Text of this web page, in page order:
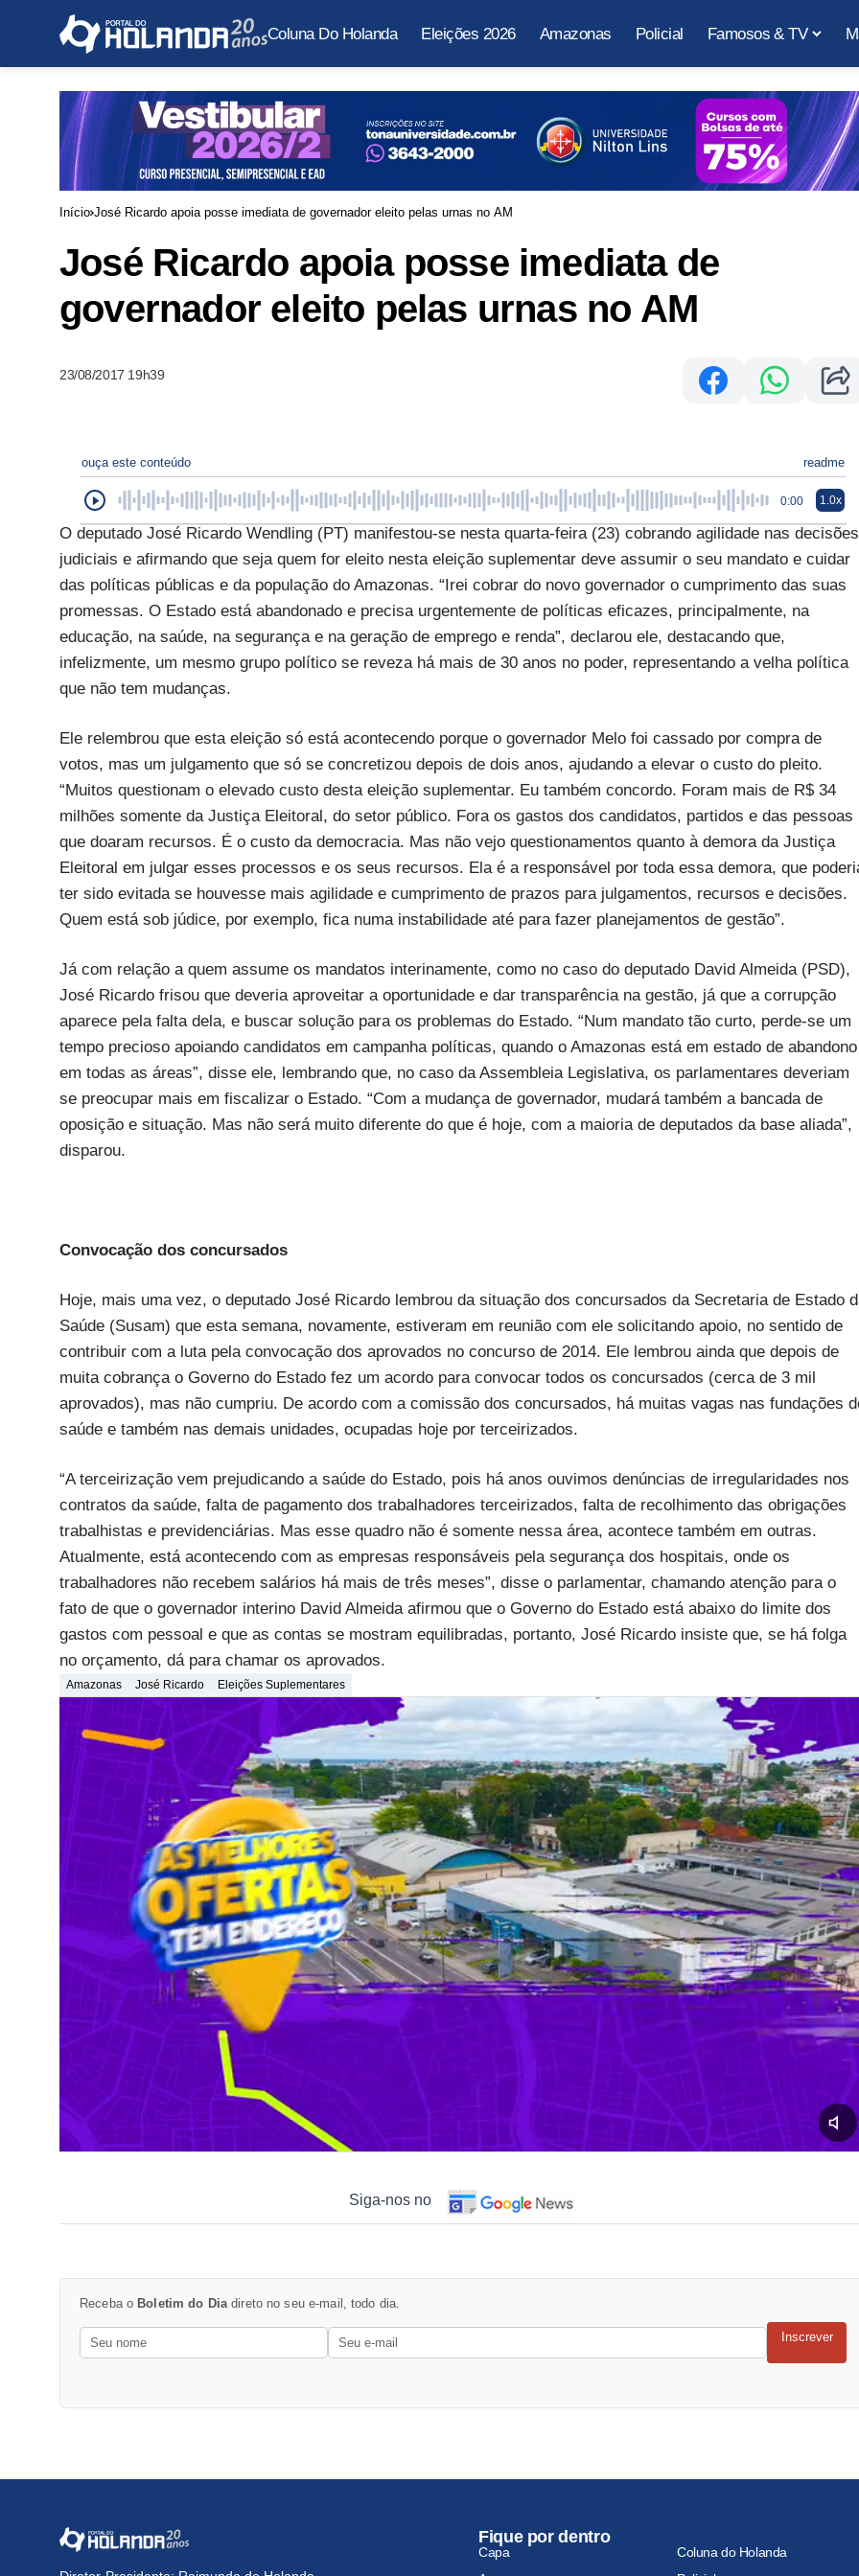
Coluna Do Holanda Eleições 2026 Amazonas Policial Famosos & TV
Início José Ricardo apoia posse imediata de governador eleito pelas urnas no AM
José Ricardo apoia posse imediata de
governador eleito pelas urnas no AM
23/08/2017 19h39
ouça este conteúdo readme
0:00 1.0x
O deputado José Ricardo Wendling (PT) manifestou-se nesta quarta-feira (23) cobrando agilidade nas decisões
judiciais e afirmando que seja quem for eleito nesta eleição suplementar deve assumir o seu mandato e cuidar
das políticas públicas e da população do Amazonas. “Irei cobrar do novo governador o cumprimento das suas
promessas. O Estado está abandonado e precisa urgentemente de políticas eficazes, principalmente, na
educação, na saúde, na segurança e na geração de emprego e renda”, declarou ele, destacando que,
infelizmente, um mesmo grupo político se reveza há mais de 30 anos no poder, representando a velha política
que não tem mudanças.
Ele relembrou que esta eleição só está acontecendo porque o governador Melo foi cassado por compra de
votos, mas um julgamento que só se concretizou depois de dois anos, ajudando a elevar o custo do pleito.
“Muitos questionam o elevado custo desta eleição suplementar. Eu também concordo. Foram mais de R$ 34
milhões somente da Justiça Eleitoral, do setor público. Fora os gastos dos candidatos, partidos e das pessoas
que doaram recursos. É o custo da democracia. Mas não vejo questionamentos quanto à demora da Justiça
Eleitoral em julgar esses processos e os seus recursos. Ela é a responsável por toda essa demora, que
ter sido evitada se houvesse mais agilidade e cumprimento de prazos para julgamentos, recursos e decisões.
Quem está sob júdice, por exemplo, fica numa instabilidade até para fazer planejamentos de gestão”.
Já com relação a quem assume os mandatos interinamente, como no caso do deputado David Almeida (PSD),
José Ricardo frisou que deveria aproveitar a oportunidade e dar transparência na gestão, já que a corrupção
aparece pela falta dela, e buscar solução para os problemas do Estado. “Num mandato tão curto, perde-se um
tempo precioso apoiando candidatos em campanha políticas, quando o Amazonas está em estado de abandono
em todas as áreas”, disse ele, lembrando que, no caso da Assembleia Legislativa, os parlamentares deveriam
se preocupar mais em fiscalizar o Estado. “Com a mudança de governador, mudará também a bancada de
oposição e situação. Mas não será muito diferente do que é hoje, com a maioria de deputados da base aliada”,
disparou.
Convocação dos concursados
Hoje, mais uma vez, o deputado José Ricardo lembrou da situação dos concursados da Secretaria de Estado
Saúde (Susam) que esta semana, novamente, estiveram em reunião com ele solicitando apoio, no sentido de
contribuir com a luta pela convocação dos aprovados no concurso de 2014. Ele lembrou ainda que depois de
muita cobrança o Governo do Estado fez um acordo para convocar todos os concursados (cerca de 3 mil
aprovados), mas não cumpriu. De acordo com a comissão dos concursados, há muitas vagas nas fundações
saúde e também nas demais unidades, ocupadas hoje por terceirizados.
“A terceirização vem prejudicando a saúde do Estado, pois há anos ouvimos denúncias de irregularidades nos
contratos da saúde, falta de pagamento dos trabalhadores terceirizados, falta de recolhimento das obrigações
trabalhistas e previdenciárias. Mas esse quadro não é somente nessa área, acontece também em outras.
Atualmente, está acontecendo com as empresas responsáveis pela segurança dos hospitais, onde os
trabalhadores não recebem salários há mais de três meses”, disse o parlamentar, chamando atenção para o
fato de que o governador interino David Almeida afirmou que o Governo do Estado está abaixo do limite dos
gastos com pessoal e que as contas se mostram equilibradas, portanto, José Ricardo insiste que, se há folga
no orçamento, dá para chamar os aprovados.
Amazonas José Ricardo Eleições Suplementares
Siga-nos no
Receba o Boletim do Diadireto no seu e-mail, todo dia.
Inscrever
Fique por dentro
Capa
Coluna do Holanda